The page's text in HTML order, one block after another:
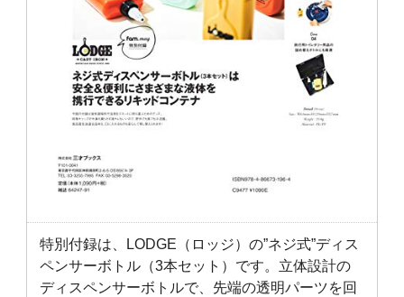
特別付録は、LODGE（ロッジ）の”ネジ式”ディス
ペンサーボトル（3本セット）です。立体設計の
ディスペンサーボトルで、先端の透明パーツを回